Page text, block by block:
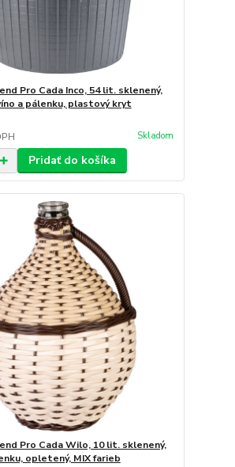
Pro Cada Inco, 54 lit. sklenený,
a pálenku, plastový kryt
Skladom
Pridať do košíka
Pro Cada Wilo, 10 lit. sklenený,
opletený, MIX farieb